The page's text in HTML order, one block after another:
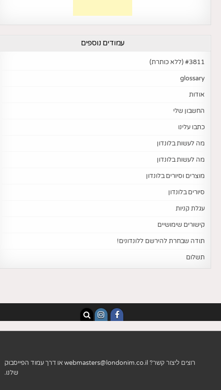
עמודים נוספים
#3811 (ללא כותרת)
glossary
אודות
החשבון שלי
כתבו עלינו
מה לעשות בלונדון
מה לעשות בלונדון
מוצרים וסיורים בלונדון
סיורים בלונדון
עגלת קניות
קישורים שימושיים
תודה שבחרת להירשם ללונדונים!
תשלום
רוצים ליצור קשר?webmasters@londonim.co.il או דרךעמוד הפייסבוק
שלנו.